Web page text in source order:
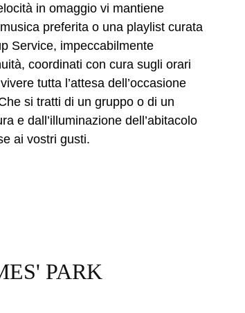
in omaggio vi mantiene
preferita o una playlist curata
Service, impeccabilmente
coordinati con cura sugli orari
tutta l’attesa dell’occasione
si tratti di un gruppo o di un
e dall’illuminazione dell’abitacolo
ai vostri gusti.
PARK